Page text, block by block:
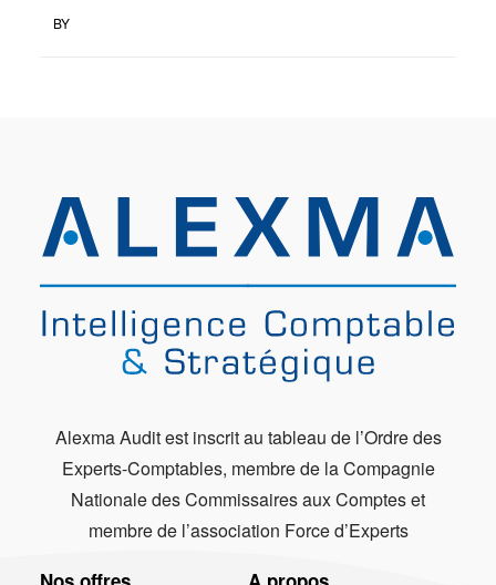
BY
Alexma Audit est inscrit au tableau de l’Ordre des
Experts-Comptables, membre de la Compagnie
Nationale des Commissaires aux Comptes et
membre de l’association Force d’Experts